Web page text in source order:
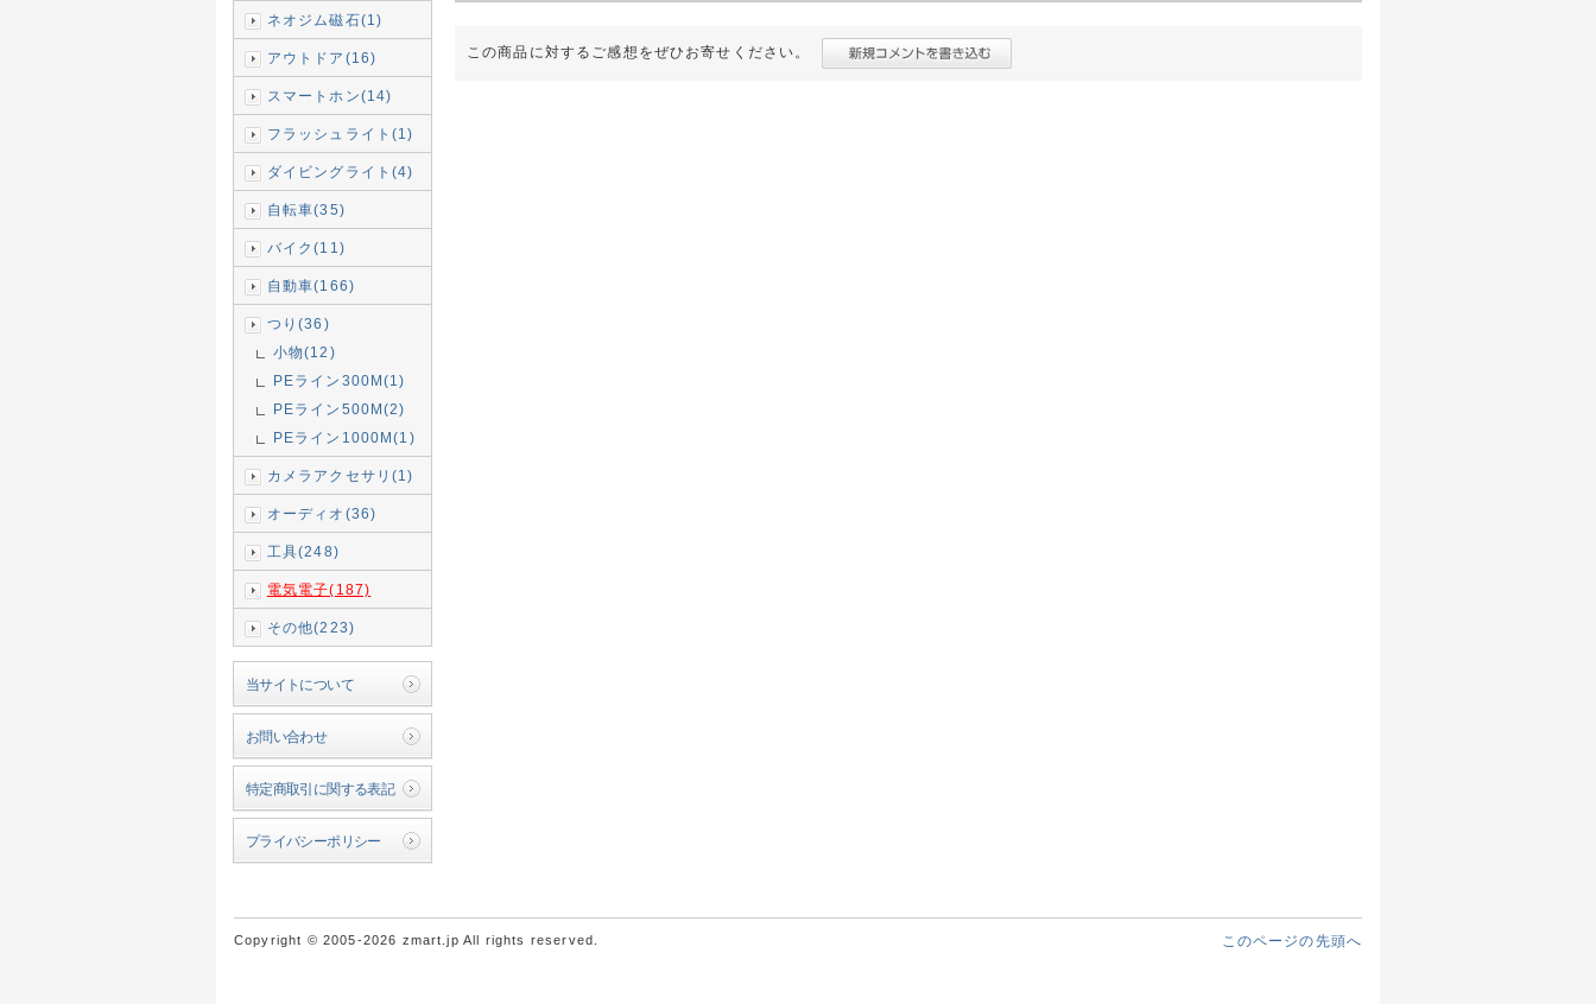
ネオジム磁石(1)
アウトドア(16)
スマートホン(14)
フラッシュライト(1)
ダイビングライト(4)
自転車(35)
バイク(11)
自動車(166)
つり(36)
小物(12)
PEライン300M(1)
PEライン500M(2)
PEライン1000M(1)
カメラアクセサリ(1)
オーディオ(36)
工具(248)
電気電子(187)
その他(223)
当サイトについて
お問い合わせ
特定商取引に関する表記
プライバシーポリシー
この商品に対するご感想をぜひお寄せください。
このページの先頭へ
Copyright © 2005-2026 zmart.jp All rights reserved.